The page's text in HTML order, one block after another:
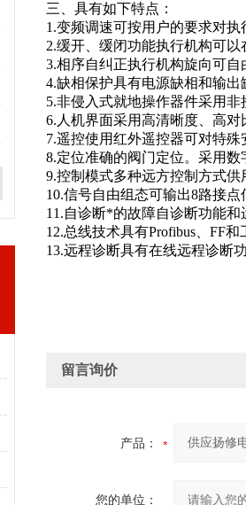
三、具有如下特点：
1.变频调速可按用户的要求对
2.缓开、缓闭功能执行机构可
3.相序自纠正执行机构旋向可
4.缺相保护具有电源缺相和输出
5.非侵入式就地操作器件采用
6.人机界面采用高清晰度、高
7.遥控使用红外遥控器可对特
8.定位准确的阀门定位。采用
9.控制模式多种远方控制方式
10.信号自由组态可输出8路接
11.自诊断*的故障自诊断功能
12.总线技术具有Profibus、FF
13.远程诊断具有在线远程诊断功
留言询价
产品：
您的单位：